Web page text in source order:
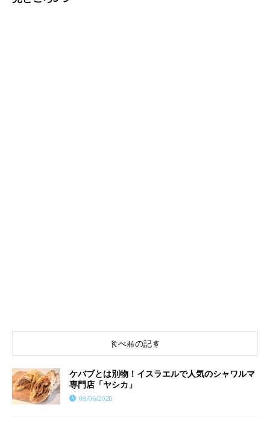
食べ物の記事
ケバブとは別物！イスラエルで人気のシャワルマ
専門店「ヤシカ」
08/06/2020